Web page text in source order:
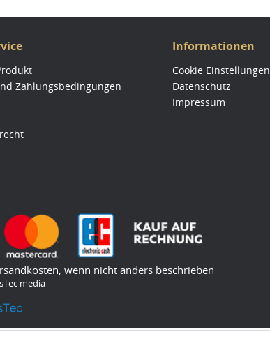
Zahlungsbedingungen
Informationen
Cookie Einstellungen
Datenschutz
Impressum
, wenn nicht anders beschrieben
media